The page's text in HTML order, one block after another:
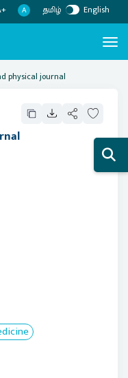
A தமிழ் English
physical journal